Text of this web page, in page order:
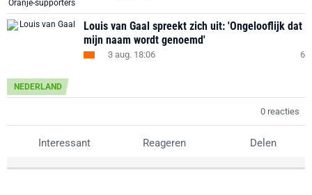
Louis van Gaal spreekt zich uit: 'Ongelooflijk dat
mijn naam wordt genoemd'
3 aug. 18:06 6
NEDERLAND
0 reacties
Interessant Reageren Delen